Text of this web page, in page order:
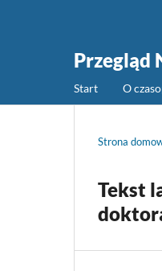
Przegląd
Start O
Strona
Tekst